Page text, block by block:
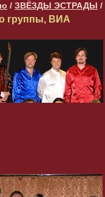
/ ЗВЁЗДЫ ЭСТРАДЫ /
группы, ВИА